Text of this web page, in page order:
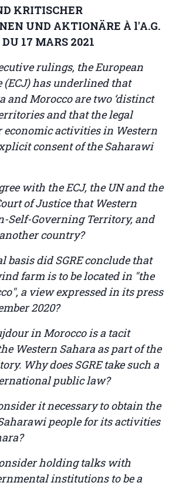
KRITISCHER
UND AKTIONÄRE À l'A.G.
17 MARS 2021
rulings, the European
(ECJ) has underlined that
and Morocco are two ‘distinct
and that the legal
economic activities in Western
consent of the Saharawi
with the ECJ, the UN and the
of Justice that Western
Self-Governing Territory, and
country?
basis did SGRE conclude that
farm is to be located in "the
a view expressed in its press
2020?
in Morocco is a tacit
Western Sahara as part of the
Why does SGRE take such a
public law?
it necessary to obtain the
people for its activities
holding talks with
institutions to be a